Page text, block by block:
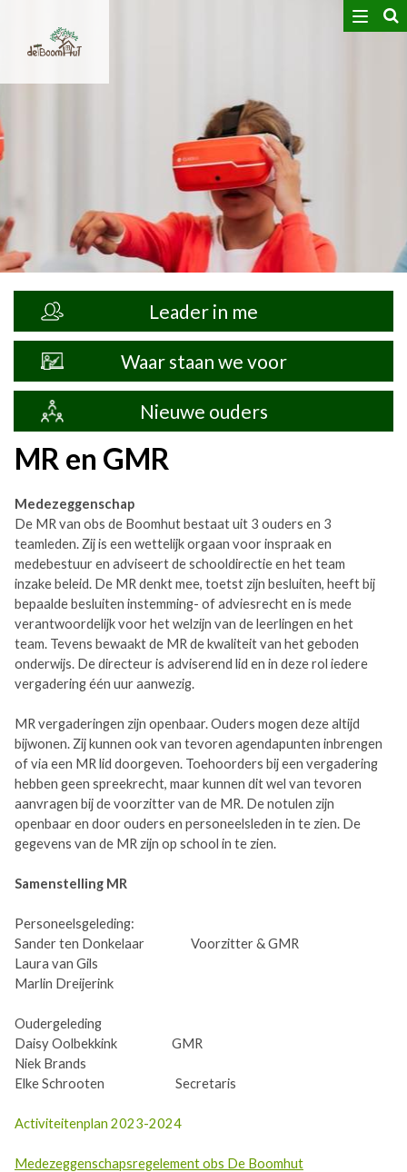
Toggle
Leader in me
Waar staan we voor
Nieuwe ouders
MR en GMR
Medezeggenschap
De MR van obs de Boomhut bestaat uit 3 ouders en 3
teamleden. Zij is een wettelijk orgaan voor inspraak en
medebestuur en adviseert de schooldirectie en het team
inzake beleid. De MR denkt mee, toetst zijn besluiten, heeft bij
bepaalde besluiten instemming- of adviesrecht en is mede
verantwoordelijk voor het welzijn van de leerlingen en het
team. Tevens bewaakt de MR de kwaliteit van het geboden
onderwijs. De directeur is adviserend lid en in deze rol iedere
vergadering één uur aanwezig.
MR vergaderingen zijn openbaar. Ouders mogen deze altijd
bijwonen. Zij kunnen ook van tevoren agendapunten inbrengen
of via een MR lid doorgeven. Toehoorders bij een vergadering
hebben geen spreekrecht, maar kunnen dit wel van tevoren
aanvragen bij de voorzitter van de MR. De notulen zijn
openbaar en door ouders en personeelsleden in te zien. De
gegevens van de MR zijn op school in te zien.
Samenstelling MR
Personeelsgeleding:
Sander ten Donkelaar Voorzitter & GMR
Laura van Gils
Marlin Dreijerink
Oudergeleding
Daisy Oolbekkink GMR
Niek Brands
Elke Schrooten Secretaris
Activiteitenplan 2023-2024
Medezeggenschapsregelement obs De Boomhut